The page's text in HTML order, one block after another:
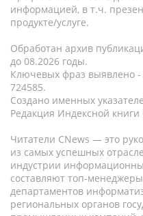
информацией, в т.ч.
продукте/услуге.
Обработан архив
до 08.2026 годы.
Ключевых фраз выявлено -
724585.
Создано именных
Редакция Индексной книги
Читатели CNews — это
из самых успешных
индустрии
составляют топ-
департаментов
региональных органов